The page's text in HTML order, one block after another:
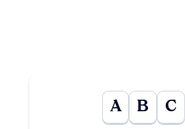
A B C